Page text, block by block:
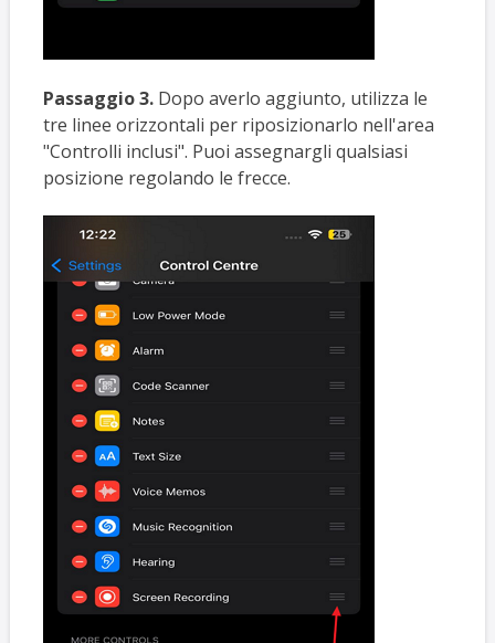
Passaggio 3.Dopo averlo aggiunto, utilizza le
tre linee orizzontali per riposizionarlo nell'area
"Controlli inclusi". Puoi assegnargli qualsiasi
posizione regolando le frecce.